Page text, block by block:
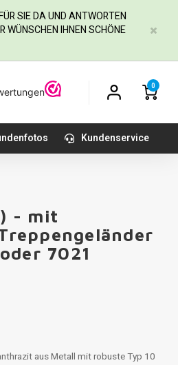
SIE DA UND ANTWORTEN
WÜNSCHEN IHNEN SCHÖNE
0
Kundenservice
- mit
7021
aus Metall mit robuste Typ 10